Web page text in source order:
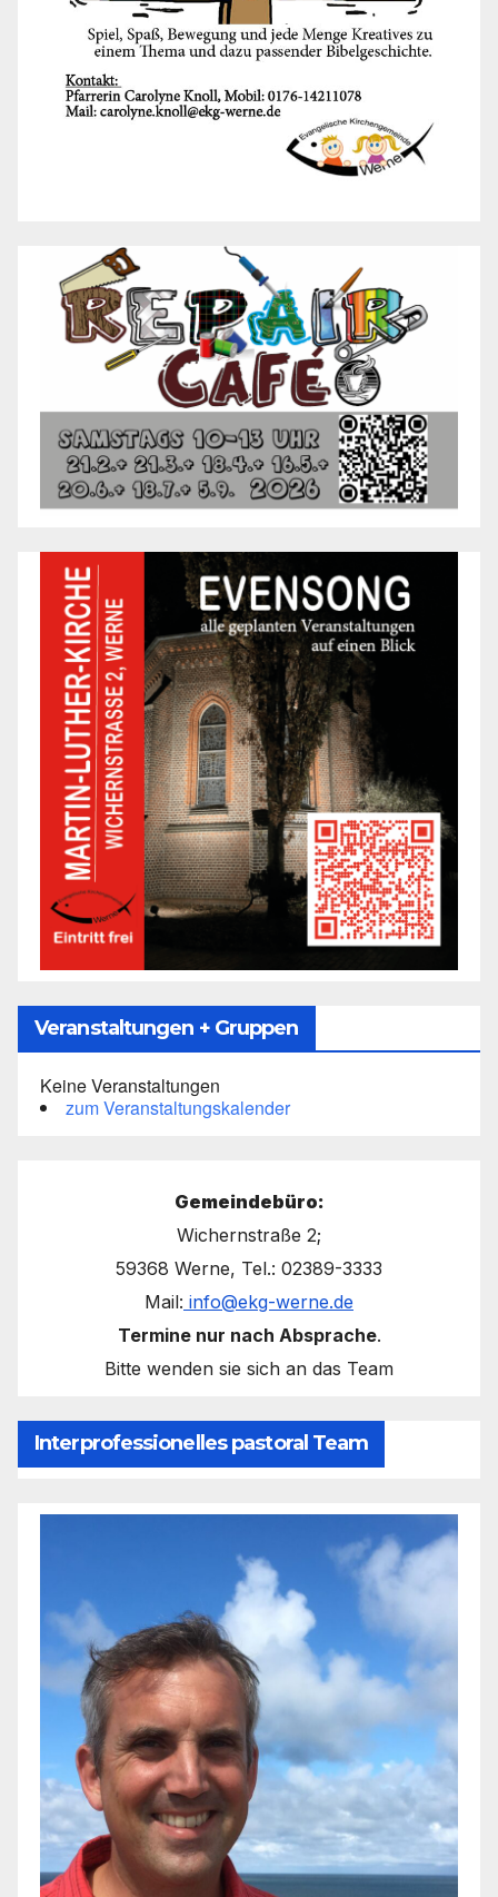
Veranstaltungen + Gruppen
Keine Veranstaltungen
zum Veranstaltungskalender
Gemeindebüro:
Wichernstraße 2;
59368 Werne, Tel.: 02389-3333
Mail: info@ekg-werne.de
Termine nur nach Absprache.
Bitte wenden sie sich an das Team
Interprofessionelles pastoral Team